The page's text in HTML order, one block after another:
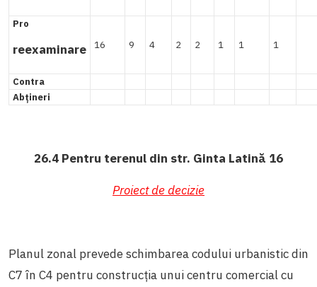
Pro
reexaminare 16 9 4 2 2 1 1 1
Contra
Abțineri
26.4 Pentru terenul din str. Ginta Latină 16
Proiect de decizie
Planul zonal prevede schimbarea codului urbanistic din
C7 în C4 pentru construcția unui centru comercial cu